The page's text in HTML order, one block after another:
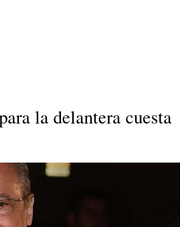
la delantera cuesta